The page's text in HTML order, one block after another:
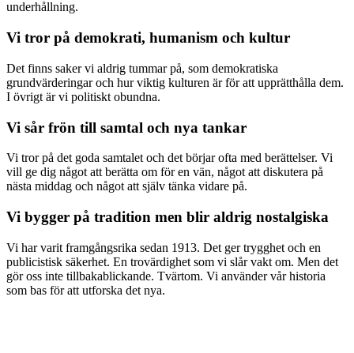
underhållning.
Vi tror på demokrati, humanism och kultur
Det finns saker vi aldrig tummar på, som demokratiska
grundvärderingar och hur viktig kulturen är för att upprätthålla dem.
I övrigt är vi politiskt obundna.
Vi sår frön till samtal och nya tankar
Vi tror på det goda samtalet och det börjar ofta med berättelser. Vi
vill ge dig något att berätta om för en vän, något att diskutera på
nästa middag och något att själv tänka vidare på.
Vi bygger på tradition men blir aldrig nostalgiska
Vi har varit framgångsrika sedan 1913. Det ger trygghet och en
publicistisk säkerhet. En trovärdighet som vi slår vakt om. Men det
gör oss inte tillbakablickande. Tvärtom. Vi använder vår historia
som bas för att utforska det nya.